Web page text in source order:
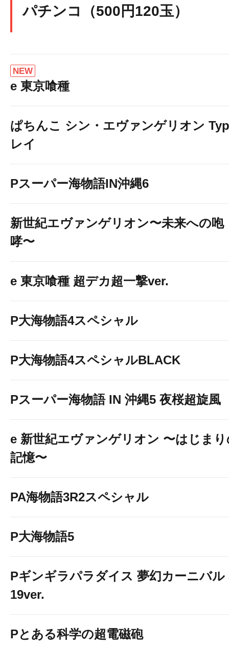
パチンコ（500円120玉）
NEW
e 東京喰種
ぱちんこ シン・エヴァンゲリオン
レイ
Pスーパー海物語IN沖縄6
新世紀エヴァンゲリオン〜未来への咆
哮〜
e 東京喰種 超デカ超一撃ver.
P大海物語4スペシャル
P大海物語4スペシャルBLACK
Pスーパー海物語 IN 沖縄5 夜桜超旋風
e 新世紀エヴァンゲリオン 〜はじま
記憶〜
PA海物語3R2スペシャル
P大海物語5
Pギンギラパラダイス 夢幻カーニバル
19ver.
Pとある科学の超電磁砲